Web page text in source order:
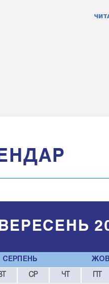
СЕРПЕНЬ
СР ЧТ